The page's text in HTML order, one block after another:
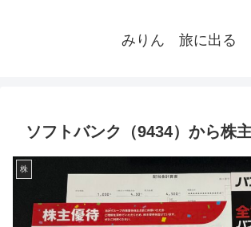
みりん 旅に出る
ソフトバンク（9434）から株
株